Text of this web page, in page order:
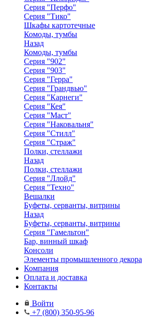
Серия "Перфо"
Серия "Тико"
Шкафы картотечные
Комоды, тумбы
Назад
Комоды, тумбы
Серия "902"
Серия "903"
Серия "Герра"
Серия "Грандвью"
Серия "Карнеги"
Серия "Кея"
Серия "Маст"
Серия "Наковальня"
Серия "Стилл"
Серия "Страж"
Полки, стеллажи
Назад
Полки, стеллажи
Серия "Ллойд"
Серия "Техно"
Вешалки
Буфеты, серванты, витрины
Назад
Буфеты, серванты, витрины
Серия "Гамельтон"
Бар, винный шкаф
Консоли
Элементы промышленного декора
Компания
Оплата и доставка
Контакты
Войти
+7 (800) 350-95-96